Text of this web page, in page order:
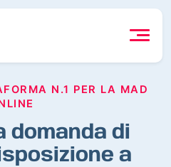
N.1 PER LA MAD
domanda di
a